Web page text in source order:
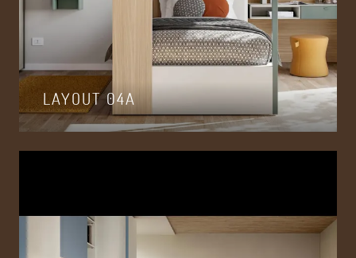
LAYOUT 04A